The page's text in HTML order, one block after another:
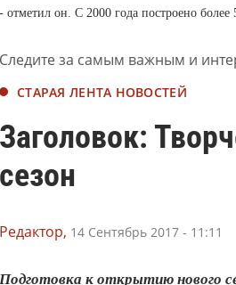
- отметил он. С 2000 года построено более
Следите за самым важным и
СТАРАЯ ЛЕНТА НОВОСТЕЙ
Заголовок:
сезон
Редактор, 14 Сентябрь 2017 - 11:11
Подготовка к открытию нового